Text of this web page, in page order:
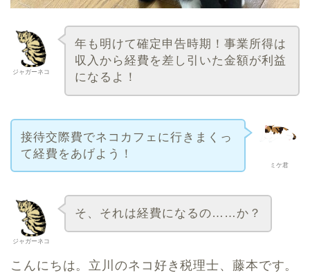
ジャガーネコ
年も明けて確定申告時期！事業所得は
収入から経費を差し引いた金額が利益
になるよ！
ミケ君
接待交際費でネコカフェに行きまくっ
て経費をあげよう！
ジャガーネコ
そ、それは経費になるの……か？
こんにちは。立川のネコ好き税理士、藤本です。